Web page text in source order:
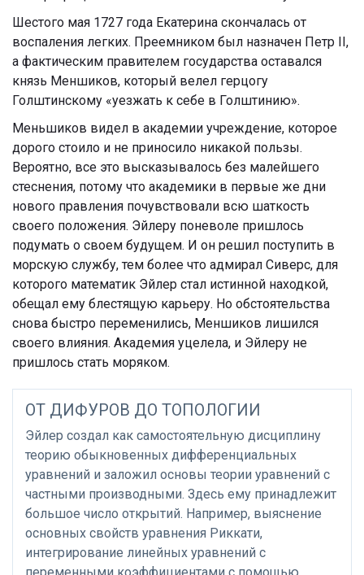
Шестого мая 1727 года Екатерина скончалась от
воспаления легких. Преемником был назначен Петр II,
а фактическим правителем государства оставался
князь Меншиков, который велел герцогу
Голштинскому «уезжать к себе в Голштинию».
Меньшиков видел в академии учреждение, которое
дорого стоило и не приносило никакой пользы.
Вероятно, все это высказывалось без малейшего
стеснения, потому что академики в первые же дни
нового правления почувствовали всю шаткость
своего положения. Эйлеру поневоле пришлось
подумать о своем будущем. И он решил поступить в
морскую службу, тем более что адмирал Сиверс, для
которого математик Эйлер стал истинной находкой,
обещал ему блестящую карьеру. Но обстоятельства
снова быстро переменились, Меншиков лишился
своего влияния. Академия уцелела, и Эйлеру не
пришлось стать моряком.
ОТ ДИФУРОВ ДО ТОПОЛОГИИ
Эйлер создал как самостоятельную дисциплину
теорию обыкновенных дифференциальных
уравнений и заложил основы теории уравнений с
частными производными. Здесь ему принадлежит
большое число открытий. Например, выяснение
основных свойств уравнения Риккати,
интегрирование линейных уравнений с